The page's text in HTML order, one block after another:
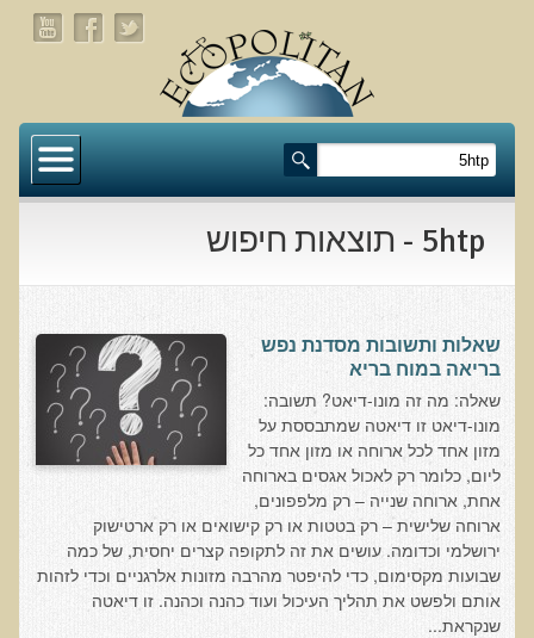
דף הבית
תעלומת שומן הדולפינים: מה גילינו כששתי קבוצות
הרצאה ב 28/11/25 טיפים מפתיעים ופשוטים לבריאות
איתנה ואריכות-ימים
רפואה פונקציונאלית
מצבים קליניים ספציפיים
מהי רפואה פונקציונאלית טבעית?
שאלונים רפואיים פונקציונאליים
טופס קבלה לייעוץ קליני
טופס הרשמה לקבלת ייעוץ / טיפול + טופס פרטי בריאות
5htp - תוצאות חיפוש
שאלות ותשובות מסדנת נפש
בריאה במוח בריא
שאלה: מה זה מונו-דיאט? תשובה:
מונו-דיאט זו דיאטה שמתבססת על
מזון אחד לכל ארוחה או מזון אחד כל
ליום, כלומר רק לאכול אגסים בארוחה
אחת, ארוחה שנייה – רק מלפפונים,
ארוחה שלישית – רק בטטות או רק קישואים או רק ארטישוק
ירושלמי וכדומה. עושים את זה לתקופה קצרים יחסית, של כמה
שבועות מקסימום, כדי להיפטר מהרבה מזונות אלרגניים וכדי לזהות
אותם ולפשט את תהליך העיכול ועוד כהנה וכהנה. זו דיאטה
שנקראת...